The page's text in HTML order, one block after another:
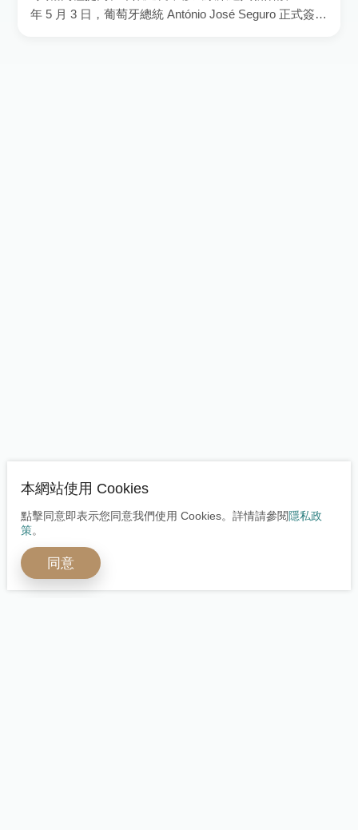
年 5 月 3 日，葡萄牙總統 António José Seguro 正式簽署
本網站使用 Cookies
點擊同意即表示您同意我們使用 Cookies。詳情請參閱隱私政
策。
同意